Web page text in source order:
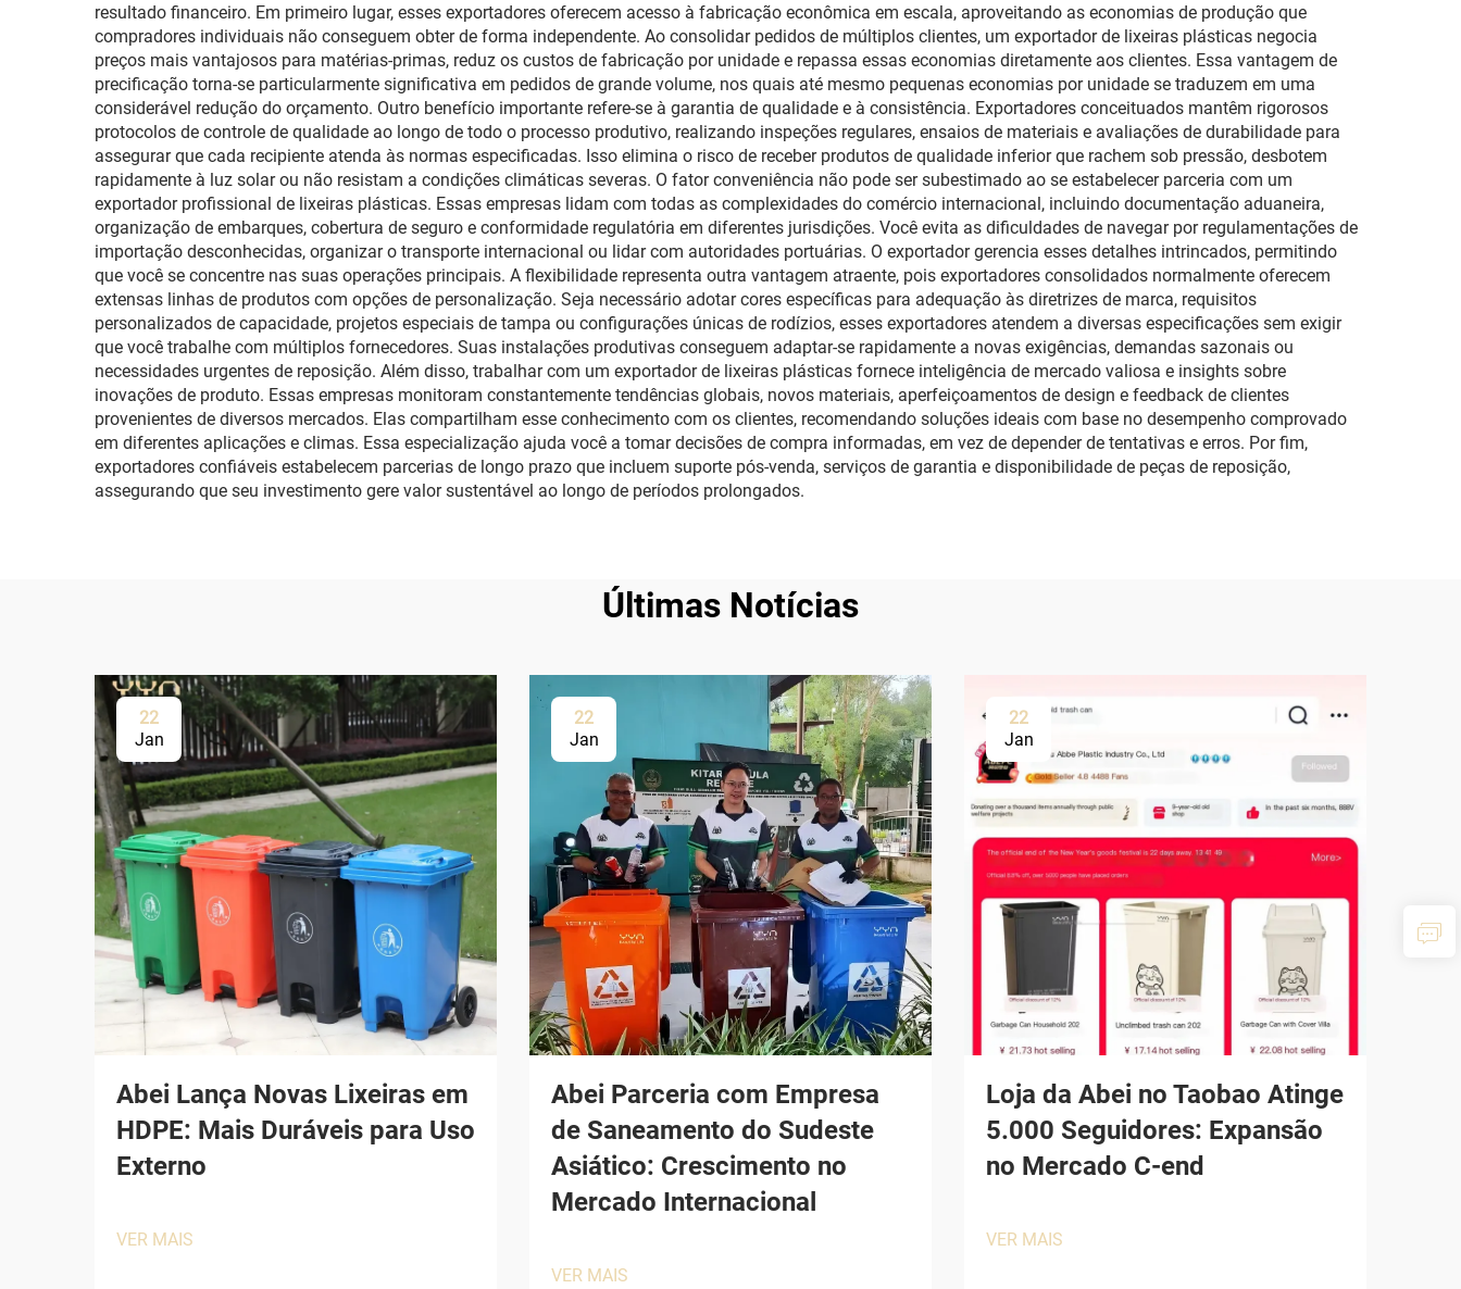
resultado financeiro. Em primeiro lugar, esses exportadores oferecem acesso à fabricação econômica em escala, aproveitando as economias de produção que
compradores individuais não conseguem obter de forma independente. Ao consolidar pedidos de múltiplos clientes, um exportador de lixeiras plásticas negocia
preços mais vantajosos para matérias-primas, reduz os custos de fabricação por unidade e repassa essas economias diretamente aos clientes. Essa vantagem de
precificação torna-se particularmente significativa em pedidos de grande volume, nos quais até mesmo pequenas economias por unidade se traduzem em uma
considerável redução do orçamento. Outro benefício importante refere-se à garantia de qualidade e à consistência. Exportadores conceituados mantêm rigorosos
protocolos de controle de qualidade ao longo de todo o processo produtivo, realizando inspeções regulares, ensaios de materiais e avaliações de durabilidade para
assegurar que cada recipiente atenda às normas especificadas. Isso elimina o risco de receber produtos de qualidade inferior que rachem sob pressão, desbotem
rapidamente à luz solar ou não resistam a condições climáticas severas. O fator conveniência não pode ser subestimado ao se estabelecer parceria com um
exportador profissional de lixeiras plásticas. Essas empresas lidam com todas as complexidades do comércio internacional, incluindo documentação aduaneira,
organização de embarques, cobertura de seguro e conformidade regulatória em diferentes jurisdições. Você evita as dificuldades de navegar por regulamentações de
importação desconhecidas, organizar o transporte internacional ou lidar com autoridades portuárias. O exportador gerencia esses detalhes intrincados, permitindo
que você se concentre nas suas operações principais. A flexibilidade representa outra vantagem atraente, pois exportadores consolidados normalmente oferecem
extensas linhas de produtos com opções de personalização. Seja necessário adotar cores específicas para adequação às diretrizes de marca, requisitos
personalizados de capacidade, projetos especiais de tampa ou configurações únicas de rodízios, esses exportadores atendem a diversas especificações sem exigir
que você trabalhe com múltiplos fornecedores. Suas instalações produtivas conseguem adaptar-se rapidamente a novas exigências, demandas sazonais ou
necessidades urgentes de reposição. Além disso, trabalhar com um exportador de lixeiras plásticas fornece inteligência de mercado valiosa e insights sobre
inovações de produto. Essas empresas monitoram constantemente tendências globais, novos materiais, aperfeiçoamentos de design e feedback de clientes
provenientes de diversos mercados. Elas compartilham esse conhecimento com os clientes, recomendando soluções ideais com base no desempenho comprovado
em diferentes aplicações e climas. Essa especialização ajuda você a tomar decisões de compra informadas, em vez de depender de tentativas e erros. Por fim,
exportadores confiáveis estabelecem parcerias de longo prazo que incluem suporte pós-venda, serviços de garantia e disponibilidade de peças de reposição,
assegurando que seu investimento gere valor sustentável ao longo de períodos prolongados.
Últimas Notícias
22
Jan
Abei Lança Novas Lixeiras em
HDPE: Mais Duráveis para Uso
Externo
VER MAIS
22
Jan
Abei Parceria com Empresa
de Saneamento do Sudeste
Asiático: Crescimento no
Mercado Internacional
VER MAIS
22
Jan
Loja da Abei no Taobao Atinge
5.000 Seguidores: Expansão
no Mercado C-end
VER MAIS